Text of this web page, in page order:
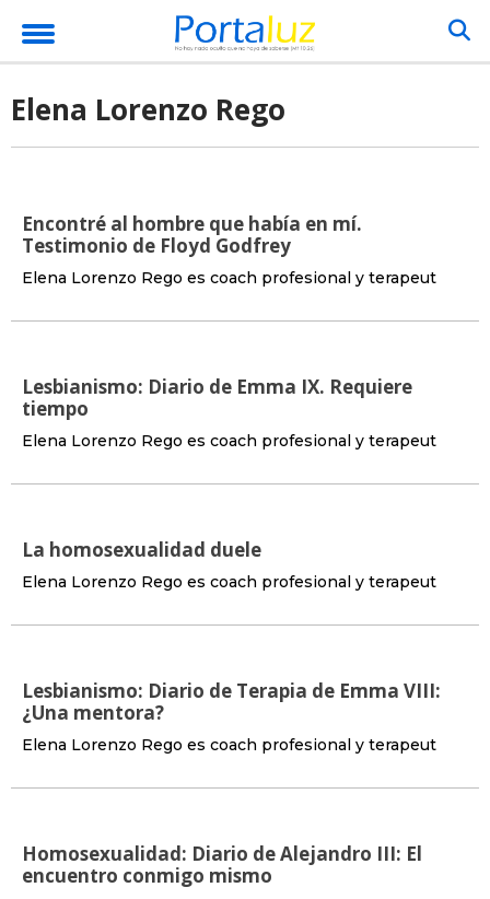
Elena Lorenzo Rego
Encontré al hombre que había en mí.
Testimonio de Floyd Godfrey
Elena Lorenzo Rego es coach profesional y terapeut
Lesbianismo: Diario de Emma IX. Requiere
tiempo
Elena Lorenzo Rego es coach profesional y terapeut
La homosexualidad duele
Elena Lorenzo Rego es coach profesional y terapeut
Lesbianismo: Diario de Terapia de Emma VIII:
¿Una mentora?
Elena Lorenzo Rego es coach profesional y terapeut
Homosexualidad: Diario de Alejandro III: El
encuentro conmigo mismo